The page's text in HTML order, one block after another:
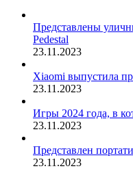
Представлены
Pedestal
23.11.2023
Xiaomi выпустила
23.11.2023
Игры 2024 года, в
23.11.2023
Представлен
23.11.2023